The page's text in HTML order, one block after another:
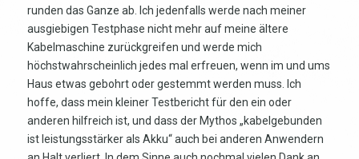
runden das Ganze ab. Ich jedenfalls werde nach meiner
ausgiebigen Testphase nicht mehr auf meine ältere
Kabelmaschine zurückgreifen und werde mich
höchstwahrscheinlich jedes mal erfreuen, wenn im und ums
Haus etwas gebohrt oder gestemmt werden muss. Ich
hoffe, dass mein kleiner Testbericht für den ein oder
anderen hilfreich ist, und dass der Mythos „kabelgebunden
ist leistungsstärker als Akku“ auch bei anderen Anwendern